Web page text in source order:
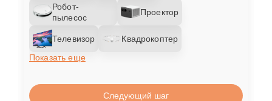
Робот-
пылесос
Проектор
Телевизор
Квадрокоптер
Показать еще
Следующий шаг